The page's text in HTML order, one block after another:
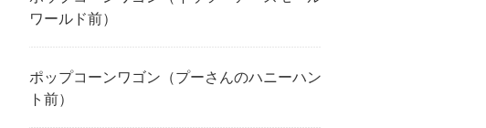
ワールド前）
ポップコーンワゴン（プーさんのハニーハン
ト前）